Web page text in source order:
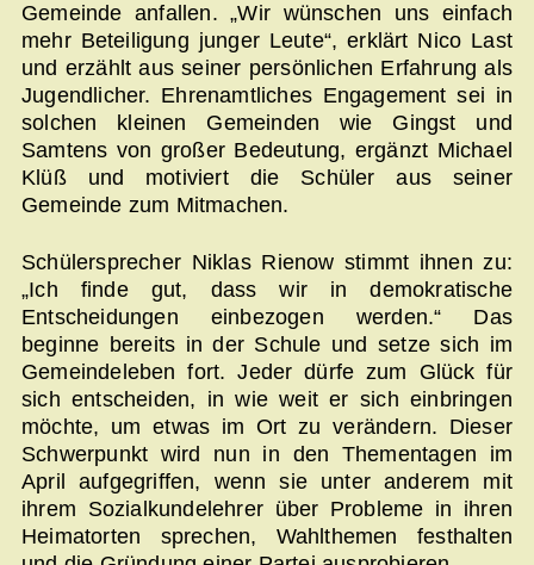
Gemeinde anfallen. „Wir wünschen uns einfach
mehr Beteiligung junger Leute“, erklärt Nico Last
und erzählt aus seiner persönlichen Erfahrung als
Jugendlicher. Ehrenamtliches Engagement sei in
solchen kleinen Gemeinden wie Gingst und
Samtens von großer Bedeutung, ergänzt Michael
Klüß und motiviert die Schüler aus seiner
Gemeinde zum Mitmachen.
Schülersprecher Niklas Rienow stimmt ihnen zu:
„Ich finde gut, dass wir in demokratische
Entscheidungen einbezogen werden.“ Das
beginne bereits in der Schule und setze sich im
Gemeindeleben fort. Jeder dürfe zum Glück für
sich entscheiden, in wie weit er sich einbringen
möchte, um etwas im Ort zu verändern. Dieser
Schwerpunkt wird nun in den Thementagen im
April aufgegriffen, wenn sie unter anderem mit
ihrem Sozialkundelehrer über Probleme in ihren
Heimatorten sprechen, Wahlthemen festhalten